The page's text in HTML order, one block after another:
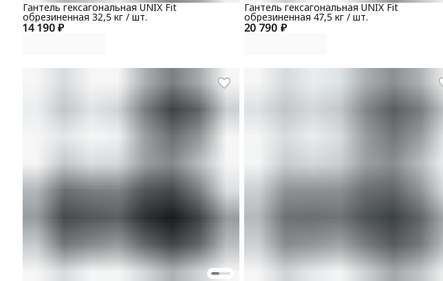
14 190 ₽
Гантель гексагональная UNIX Fit
обрезиненная 32,5 кг / шт.
20 790 ₽
Гантель гексагональная UNIX Fit
обрезиненная 47,5 кг / шт.